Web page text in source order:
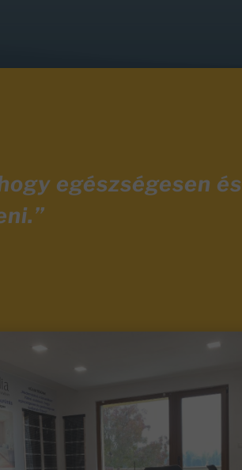
egészségesen és